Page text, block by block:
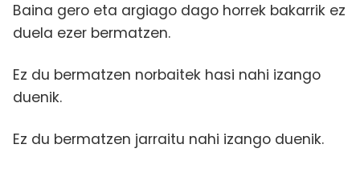
Baina gero eta argiago dago horrek bakarrik ez
duela ezer bermatzen.
Ez du bermatzen norbaitek hasi nahi izango
duenik.
Ez du bermatzen jarraitu nahi izango duenik.